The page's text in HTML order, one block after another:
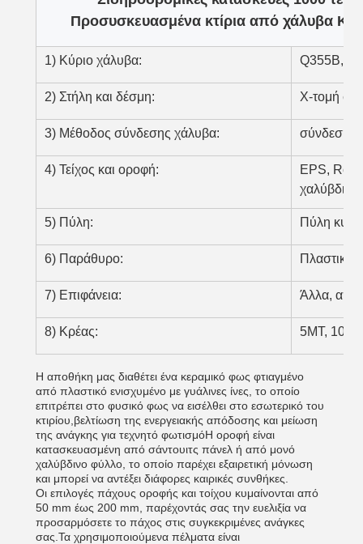
Προσυσκευασμένα κτίρια από χάλυβα
1) Κύριο χάλυβα: Q355B,
2) Στήλη και δέσμη: Χ-τομή
3) Μέθοδος σύνδεσης χάλυβα: σύνδεση
4) Τείχος και οροφή:
EPS,
5) Πύλη: Πύλη
6) Παράθυρο: Πλαστικά
7) Επιφάνεια: Άλλα, από
8) Κρέας: 5MT,
Η αποθήκη μας διαθέτει ένα κεραμικό φως φτιαγμένο
από πλαστικό ενισχυμένο με γυάλινες ίνες, το οποίο
επιτρέπει στο φυσικό φως να εισέλθει στο εσωτερικό του
κτιρίου,βελτίωση της ενεργειακής απόδοσης και μείωση
της ανάγκης για τεχνητό φωτισμόΗ οροφή είναι
κατασκευασμένη από σάντουιτς πάνελ ή από μονό
χαλύβδινο φύλλο, το οποίο παρέχει εξαιρετική μόνωση
και μπορεί να αντέξει διάφορες καιρικές συνθήκες.
Οι επιλογές πάχους οροφής και τοίχου κυμαίνονται από
50 mm έως 200 mm, παρέχοντάς σας την ευελιξία να
προσαρμόσετε το πάχος στις συγκεκριμένες ανάγκες
σας.Τα χρησιμοποιούμενα πέλματα είναι